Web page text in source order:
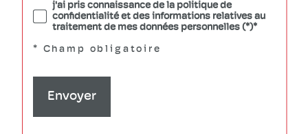
j'ai pris connaissance de la politique de
confidentialité et des informations relatives au
traitement de mes données personnelles (*)*
* Champ obligatoire
Envoyer